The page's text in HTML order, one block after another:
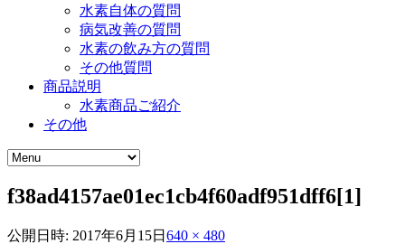
水素自体の質問
病気改善の質問
水素の飲み方の質問
その他質問
商品説明
水素商品ご紹介
その他
f38ad4157ae01ec1cb4f60adf951dff6[1]
公開日時: 2017年6月15日 640 × 480